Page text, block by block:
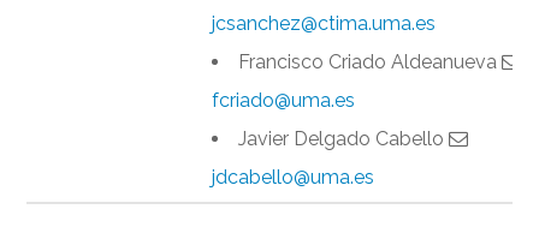
jcsanchez@ctima.uma.es
Francisco Criado Aldeanueva
fcriado@uma.es
Javier Delgado Cabello
jdcabello@uma.es